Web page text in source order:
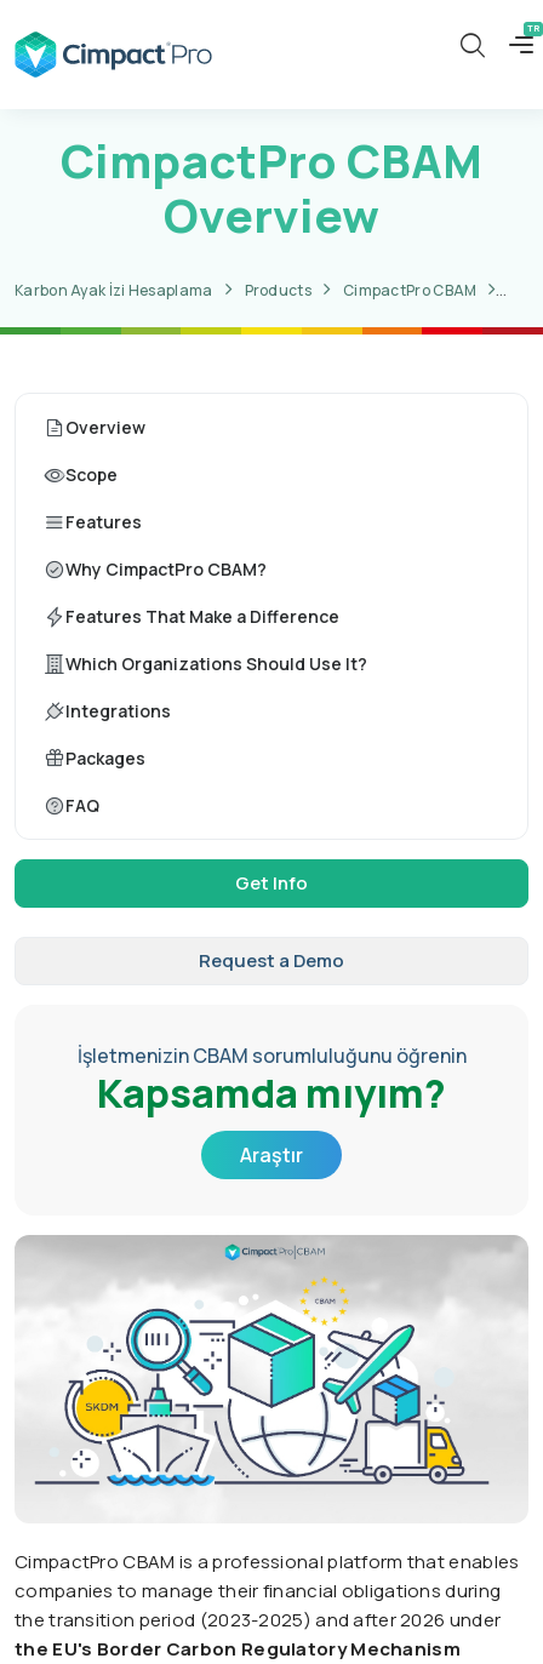
CimpactPro CBAM
Overview
Karbon Ayak İzi Hesaplama Products CimpactPro CBAM
Overview
Scope
Features
Why CimpactPro CBAM?
Features That Make a Difference
Which Organizations Should Use It?
Integrations
Packages
FAQ
Get Info
Request a Demo
İşletmenizin CBAM sorumluluğunu öğrenin
Kapsamda mıyım?
Araştır
CimpactPro CBAM is a professional platform that enables
companies to manage their financial obligations during
the transition period (2023-2025) and after 2026 under
the EU's Border Carbon Regulatory Mechanism